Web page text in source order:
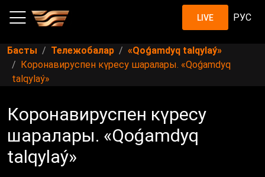
LIVE РУС
Басты Тележобалар
«Qoǵamdyq talqylaý»
Коронавируспен күресу шаралары. «Qoǵamdyq
talqylaý»
Коронавируспен күресу
шаралары. «Qoǵamdyq
talqylaý»